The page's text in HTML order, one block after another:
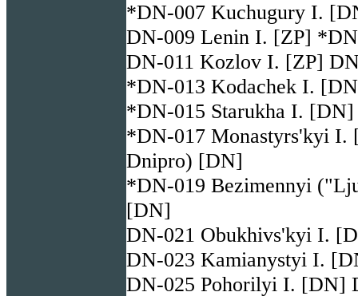
*DN-007 Kuchugury I.
DN-009 Lenin I. [ZP]
DN-011 Kozlov I. [ZP]
*DN-013 Kodachek I.
*DN-015 Starukha I.
*DN-017 Monastyrs'kyi
Dnipro) [DN]
*DN-019 Bezimennyi
[DN]
DN-021 Obukhivs'kyi I.
DN-023 Kamianystyi I.
DN-025 Pohorilyi I. [DN]